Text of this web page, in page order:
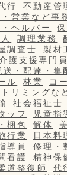
行 不動産管
営業など事
ヘルパー
調理業務
調査士 製材
護支援専門
送・配達・集
ル 林業 コ
リミングな
社会福祉士
ッフ 児童指
梱包 解体
行業 日本料
導員 修理・
看護 精神保
道整復師 代